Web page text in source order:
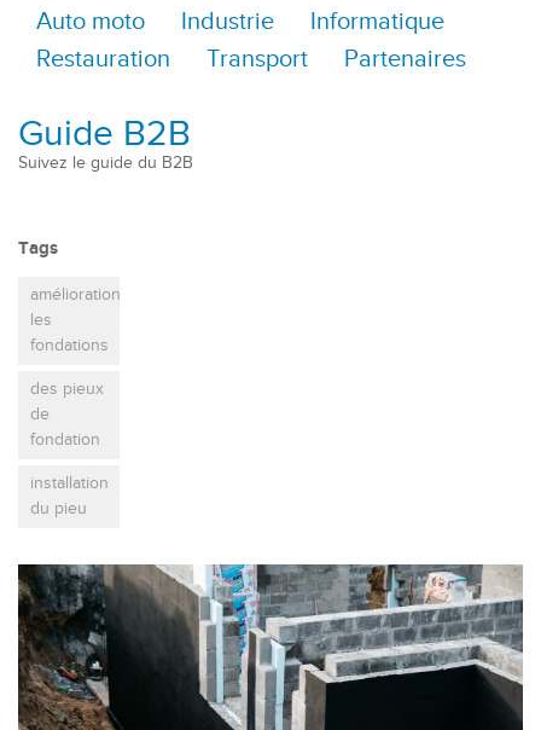
Auto moto
Industrie
Informatique
Restauration
Transport Partenaires
Guide B2B
Suivez le guide du B2B
Tags
amélioration
les
fondations
des pieux
de
fondation
installation
du pieu